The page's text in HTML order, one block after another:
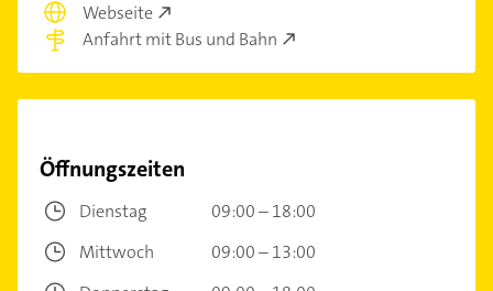
Webseite
Anfahrt mit Bus und Bahn
Öffnungszeiten
Dienstag
09:00 – 18:00
Mittwoch
09:00 – 13:00